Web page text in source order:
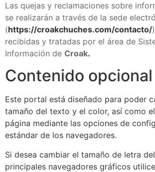
Las quejas y reclamaciones sobre
se realizarán a través de la sede
(https://croakchuches.com/contacto/
recibidas y tratadas por el área de
Información de Croak.
Contenido opcional
Este portal está diseñado para poder
tamaño del texto y el color, así como
página mediante las opciones de
estándar de los navegadores.
Si desea cambiar el tamaño de letra
principales navegadores gráficos